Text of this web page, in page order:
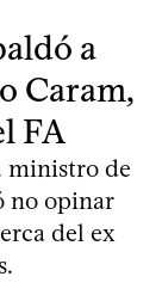
a
Caram,
FA
ministro de
no opinar
del ex